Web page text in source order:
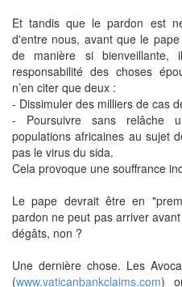
Et tandis que le pardon est
d'entre nous, avant que le
de manière si bienveillante,
responsabilité des choses
n’en citer que deux :
- Dissimuler des milliers de cas
- Poursuivre sans relâche
populations africaines au sujet
pas le virus du sida.
Cela provoque une souffrance
Le pape devrait être en
pardon ne peut pas arriver
dégâts, non ?
Une dernière chose. Les
(www.vaticanbankclaims.com)